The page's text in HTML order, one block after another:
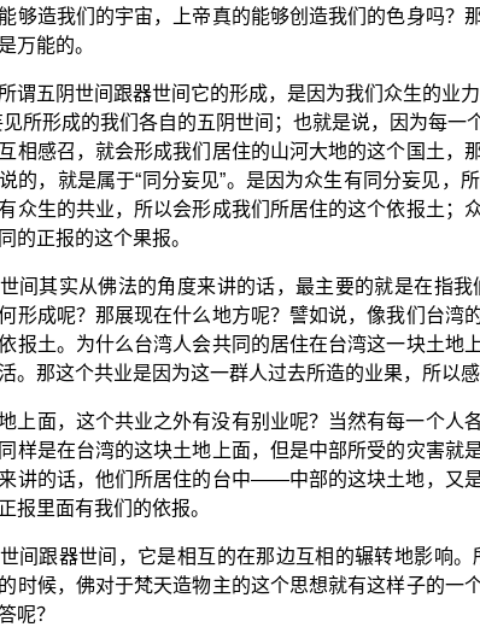
够造我们的宇宙，上帝真的能够创造我们的色身吗
万能的。
谓五阴世间跟器世间它的形成，是因为我们众生的业
见所形成的我们各自的五阴世间；也就是说，因为每
相感召，就会形成我们居住的山河大地的这个国土
的，就是属于“同分妄见”。是因为众生有同分妄见
众生的共业，所以会形成我们所居住的这个依报土
的正报的这个果报。
间其实从佛法的角度来讲的话，最主要的就是在指
形成呢？那展现在什么地方呢？譬如说，像我们台湾
报土。为什么台湾人会共同的居住在台湾这一块土
。那这个共业是因为这一群人过去所造的业果，所以
上面，这个共业之外有没有别业呢？当然有每一个
样是在台湾的这块土地上面，但是中部所受的灾害就
讲的话，他们所居住的台中——中部的这块土地，又
报里面有我们的依报。
间跟器世间，它是相互的在那边互相的辗转地影响
时候，佛对于梵天造物主的这个思想就有这样子的
呢？